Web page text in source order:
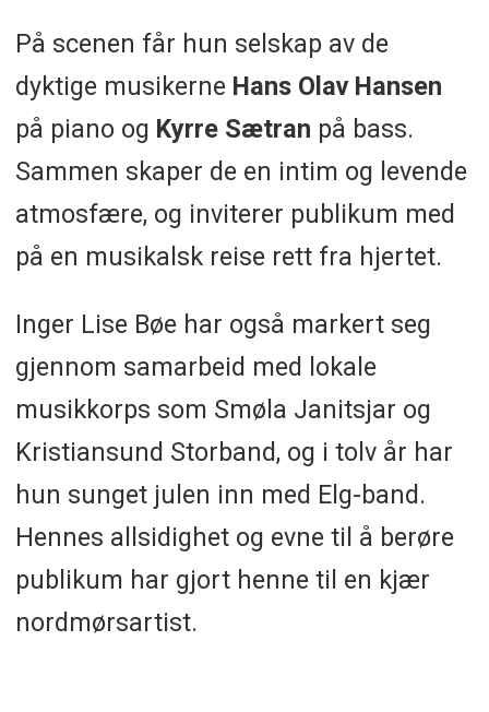
På scenen får hun selskap av de
dyktige musikerne Hans Olav Hansen
på piano og Kyrre Sætran på bass.
Sammen skaper de en intim og levende
atmosfære, og inviterer publikum med
på en musikalsk reise rett fra hjertet.
Inger Lise Bøe har også markert seg
gjennom samarbeid med lokale
musikkorps som Smøla Janitsjar og
Kristiansund Storband, og i tolv år har
hun sunget julen inn med Elg-band.
Hennes allsidighet og evne til å berøre
publikum har gjort henne til en kjær
nordmørsartist.